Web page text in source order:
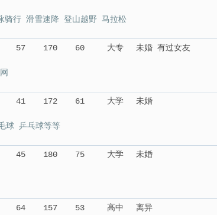
骑行 滑雪速降 登山越野 马拉松
57 170 60 大专
未婚 有过女友
41 172 61 大学
未婚
球 乒乓球等等
45 180 75 大学
未婚
64 157 53 高中
离异